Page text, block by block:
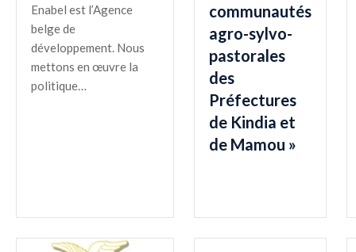
Enabel est l’Agence
belge de
développement. Nous
mettons en œuvre la
politique…
communautés
agro-sylvo-
pastorales
des
Préfectures
de Kindia et
de Mamou »